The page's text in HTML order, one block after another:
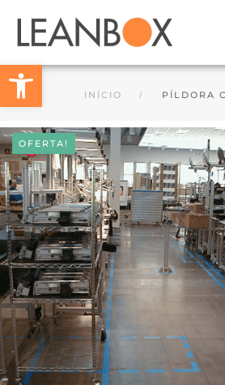
Barra de Ferramentas Aberta
Skip to main content
INÍCIO PÍLDORA
OFERTA!